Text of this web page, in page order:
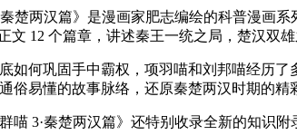
秦楚两汉篇》是漫画家肥志编绘的科普漫画
文 12 个篇章，讲述秦王一统之局，楚汉双
如何巩固手中霸权，项羽喵和刘邦喵经历
俗易懂的故事脉络，还原秦楚两汉时期的精
喵 3·秦楚两汉篇》还特别收录全新的知识